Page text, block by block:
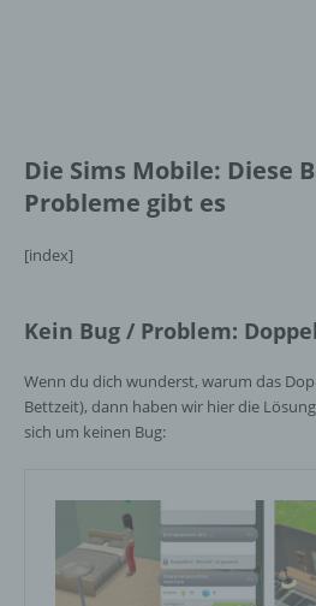
Die Sims Mobile: Diese
Probleme gibt es
[index]
Kein Bug / Problem:
Wenn du dich wunderst, warum das
Bettzeit), dann haben wir hier die
sich um keinen Bug: